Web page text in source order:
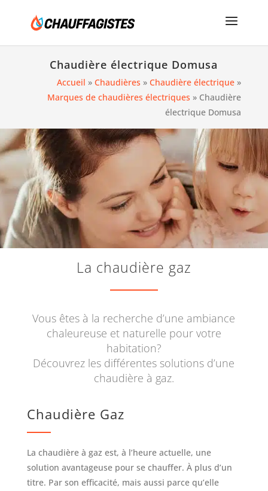
Chaudière électrique Domusa
Accueil »Chaudières »Chaudière électrique »
Marques de chaudières électriques » Chaudière
électrique Domusa
La chaudière gaz
Vous êtes à la recherche d’une ambiance
chaleureuse et naturelle pour votre
habitation?
Découvrez les différentes solutions d’une
chaudière à gaz.
Chaudière Gaz
La chaudière à gaz est, à l’heure actuelle, une
solution avantageuse pour se chauffer. À plus d’un
titre. Par son efficacité, mais aussi parce qu’elle